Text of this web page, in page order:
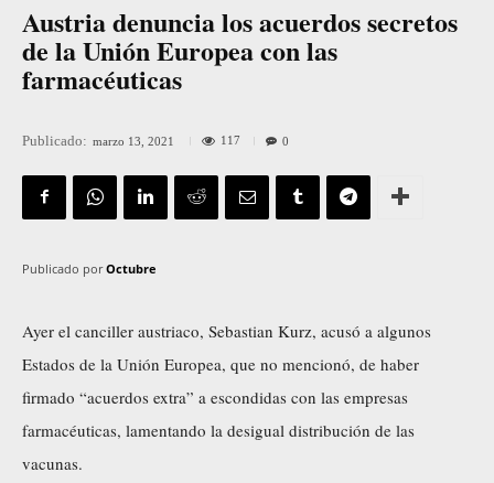
Austria denuncia los acuerdos secretos
de la Unión Europea con las
farmacéuticas
Publicado: marzo 13, 2021 117 0
Publicado por Octubre
Ayer el canciller austriaco, Sebastian Kurz, acusó a algunos
Estados de la Unión Europea, que no mencionó, de haber
firmado “acuerdos extra” a escondidas con las empresas
farmacéuticas, lamentando la desigual distribución de las
vacunas.